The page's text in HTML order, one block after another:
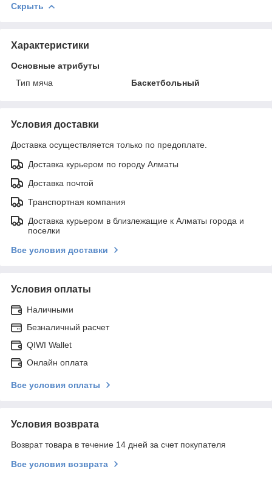
Скрыть
Характеристики
Основные атрибуты
Тип мяча
Баскетбольный
Условия доставки
Доставка осуществляется только по предоплате.
Доставка курьером по городу Алматы
Доставка почтой
Транспортная компания
Доставка курьером в близлежащие к Алматы города и
поселки
Все условия доставки
Условия оплаты
Наличными
Безналичный расчет
QIWI Wallet
Онлайн оплата
Все условия оплаты
Условия возврата
Возврат товара в течение 14 дней за счет покупателя
Все условия возврата